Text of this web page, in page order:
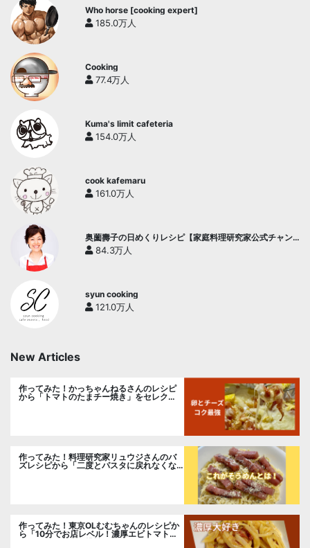
Who horse [cooking expert]
185.0万人
Cooking
77.4万人
Kuma's limit cafeteria
154.0万人
cook kafemaru
161.0万人
奥薗壽子の日めくりレシピ【家庭料理研究家公式チャン
ネル】
84.3万人
syun cooking
121.0万人
New Articles
作ってみた！かっちゃんねるさんのレシピ
から「トマトのたまチー焼き」をセレク
作ってみた！料理研究家リュウジさんのバ
ズレシピから「二度とパスタに戻れなくな
作ってみた！東京OLむむちゃんのレシピか
ら「10分でお店レベル！濃厚エビトマトク
リームパスタ」に挑戦